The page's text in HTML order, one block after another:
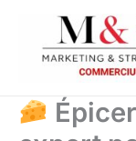
contenu